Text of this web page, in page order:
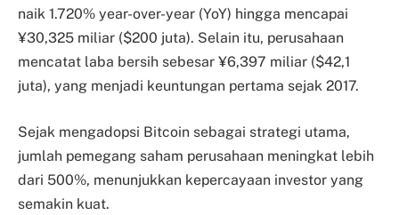
naik 1.720% year-over-year (YoY) hingga mencapai
¥30,325 miliar ($200 juta). Selain itu, perusahaan
mencatat laba bersih sebesar ¥6,397 miliar ($42,1
juta), yang menjadi keuntungan pertama sejak 2017.
Sejak mengadopsi Bitcoin sebagai strategi utama,
jumlah pemegang saham perusahaan meningkat lebih
dari 500%, menunjukkan kepercayaan investor yang
semakin kuat.